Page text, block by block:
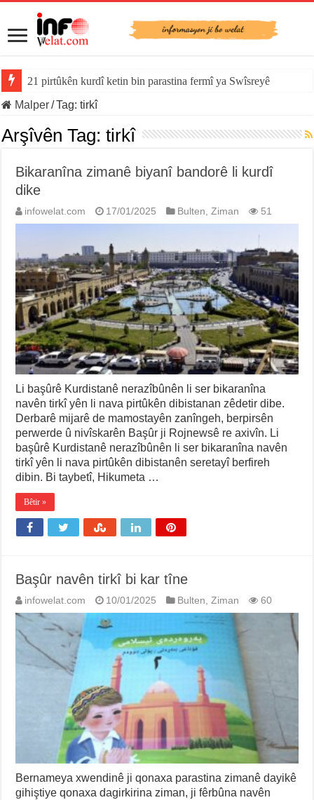
21 pirtûkên kurdî ketin bin parastina fermî ya Swîsreyê
Malper/Tag:tirkî
Arşîvên Tag:tirkî
Bikaranîna zimanê biyanî bandorê li kurdî
dike
infowelat.com 17/01/2025 Bulten,Ziman 51
Li başûrê Kurdistanê nerazîbûnên li ser bikaranîna
navên tirkî yên li nava pirtûkên dibistanan zêdetir dibe.
Derbarê mijarê de mamostayên zanîngeh, berpirsên
perwerde û nivîskarên Başûr ji Rojnewsê re axivîn. Li
başûrê Kurdistanê nerazîbûnên li ser bikaranîna navên
tirkî yên li nava pirtûkên dibistanên seretayî berfireh
dibin. Bi taybetî, Hikumeta …
Bêtir »
Başûr navên tirkî bi kar tîne
infowelat.com 10/01/2025 Bulten,Ziman 60
Bernameya xwendinê ji qonaxa parastina zimanê dayikê
gihiştiye qonaxa dagirkirina ziman, ji fêrbûna navên